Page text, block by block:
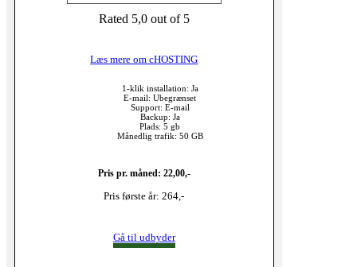
Rated 5,0 out of 5
Læs mere om cHOSTING
1-klik installation: Ja
E-mail: Ubegrænset
Support: E-mail
Backup: Ja
Plads: 5 gb
Månedlig trafik: 50 GB
Pris pr. måned: 22,00,-
Pris første år: 264,-
Gå til udbyder